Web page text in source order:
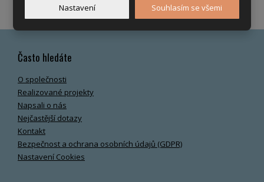
Často hledáte
O společnosti
Realizované projekty
Napsali o nás
Nejčastější dotazy
Kontakt
Bezpečnost a ochrana osobních údajů (GDPR)
Nastavení Cookies
Nastavení Souhlasím se všemi